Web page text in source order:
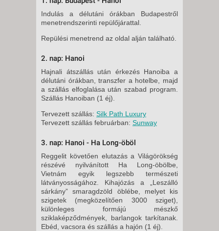
Indulás a délutáni órákban Budapestről
menetrendszerinti repülőjárattal.
Repülési menetrend az oldal alján található.
2. nap: Hanoi
Hajnali átszállás után érkezés Hanoiba a
délutáni órákban, transzfer a hotelbe, majd
a szállás elfoglalása után szabad program.
Szállás Hanoiban (1 éj).
Tervezett szállás: Silk Path Luxury
Tervezett szállás februárban: Sunway
3. nap: Hanoi - Ha Long-öböl
Reggelit követően elutazás a Világörökség
részévé nyilvánított Ha Long-öbölbe,
Vietnám egyik legszebb természeti
látványosságához. Kihajózás a „Leszálló
sárkány” smaragdzöld öblébe, melyet kis
szigetek (megközelítően 3000 sziget),
különleges formájú mészkő
sziklaképződmények, barlangok tarkítanak.
Ebéd, vacsora és szállás a hajón (1 éj).